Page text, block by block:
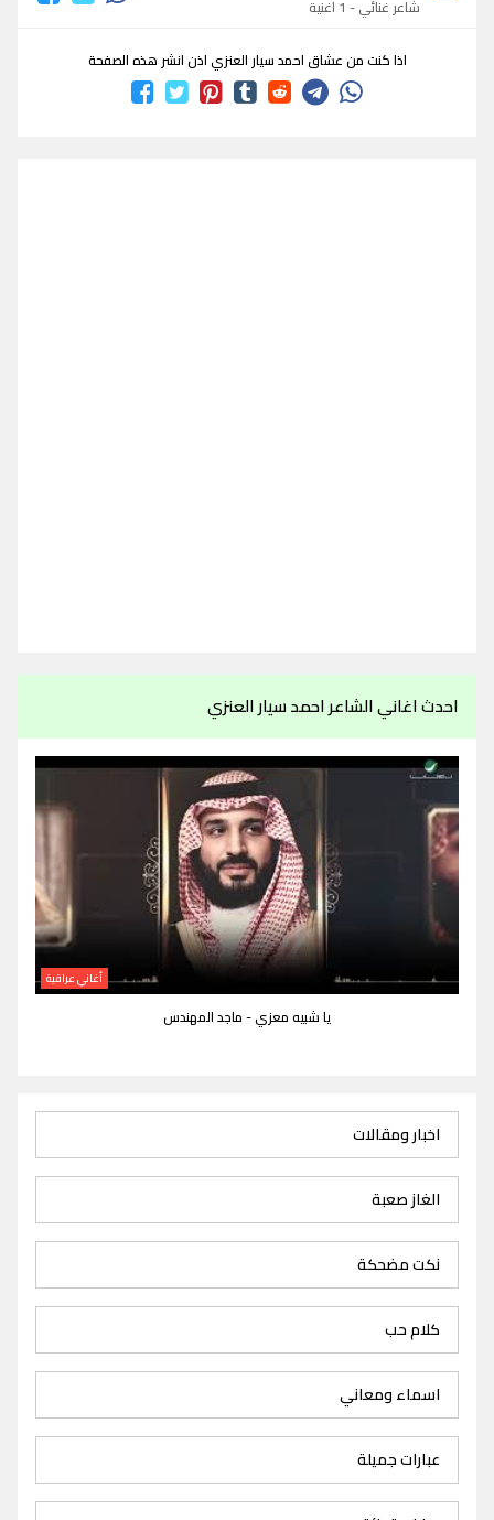
شاعر غنائي - 1 اغنية
اذا كنت من عشاق احمد سيار العنزي اذن انشر هذه الصفحة
احدث اغاني الشاعر احمد سيار العنزي
أغاني عراقية
يا شبيه معزي - ماجد المهندس
اخبار ومقالات
الغاز صعبة
نكت مضحكة
كلام حب
اسماء ومعاني
عبارات جميلة